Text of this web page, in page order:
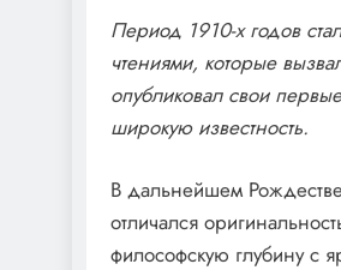
Период 1910-х годов
чтениями, которые
опубликовал свои
широкую известность.
В дальнейшем
отличался
философскую глубину с